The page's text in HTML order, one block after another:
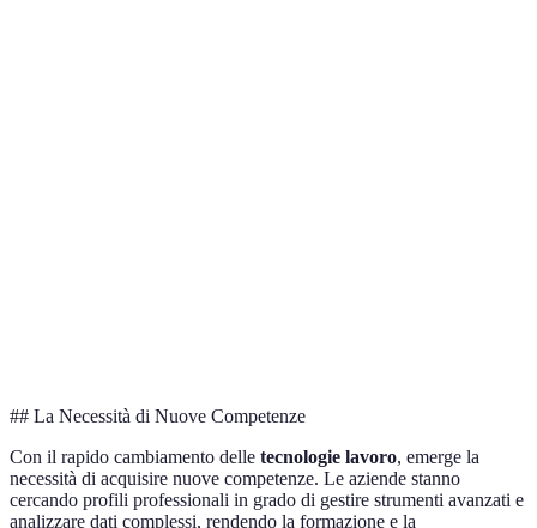
## La Necessità di Nuove Competenze
Con il rapido cambiamento delle tecnologie lavoro, emerge la
necessità di acquisire nuove competenze. Le aziende stanno
cercando profili professionali in grado di gestire strumenti avanzati e
analizzare dati complessi, rendendo la formazione e la